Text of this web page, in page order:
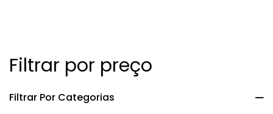
Filtrar por preço
Filtrar Por Categorias